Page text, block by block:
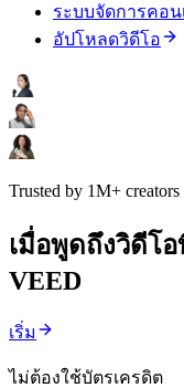
ระบบจัดการคอ
อัปโหลดวิดีโอ
Trusted by 1M+ creators
เมื่อพูดถึงวิดีโ
VEED
เริ่ม
ไม่ต้องใช้บัตรเครดิต